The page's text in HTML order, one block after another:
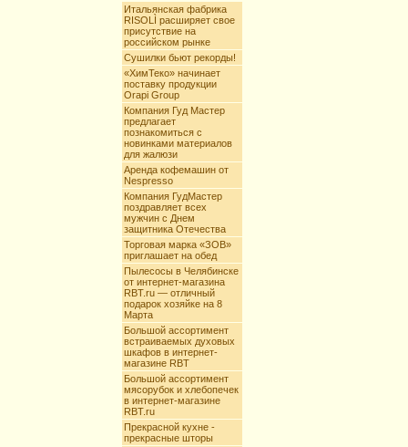
Итальянская фабрика
RISOLÌ расширяет свое
присутствие на
российском рынке
Сушилки бьют рекорды!
«ХимТеко» начинает
поставку продукции
Orapi Group
Компания Гуд Мастер
предлагает
познакомиться с
новинками материалов
для жалюзи
Аренда кофемашин от
Nespresso
Компания ГудМастер
поздравляет всех
мужчин с Днем
защитника Отечества
Торговая марка «ЗОВ»
приглашает на обед
Пылесосы в Челябинске
от интернет-магазина
RBT.ru — отличный
подарок хозяйке на 8
Марта
Большой ассортимент
встраиваемых духовых
шкафов в интернет-
магазине RBT
Большой ассортимент
мясорубок и хлебопечек
в интернет-магазине
RBT.ru
Прекрасной кухне -
прекрасные шторы